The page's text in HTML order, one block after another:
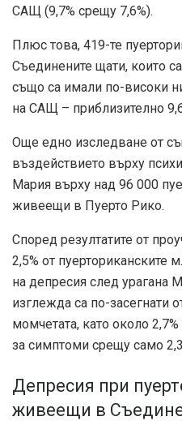
САЩ (9,7% срещу 7,6%).
Плюс това, 419-те
Съединените щати, които
също са имали по-високи
на САЩ – приблизително
Още едно изследване от
въздействието върху
Мария върху над 96 000
живеещи в Пуерто Рико.
Според резултатите от
2,5% от
на депресия след урагана
изглежда са по-засегнати
момчетата, като около
за симптоми срещу само
Депресия при
живеещи в